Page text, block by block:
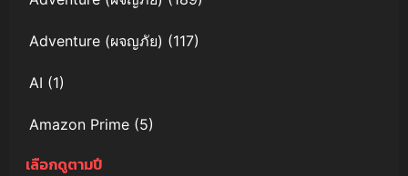
Adventure (ผจญภัย) (117)
AI (1)
Amazon Prime (5)
Anal (ประตูหลัง)
เลือกดูตามปี